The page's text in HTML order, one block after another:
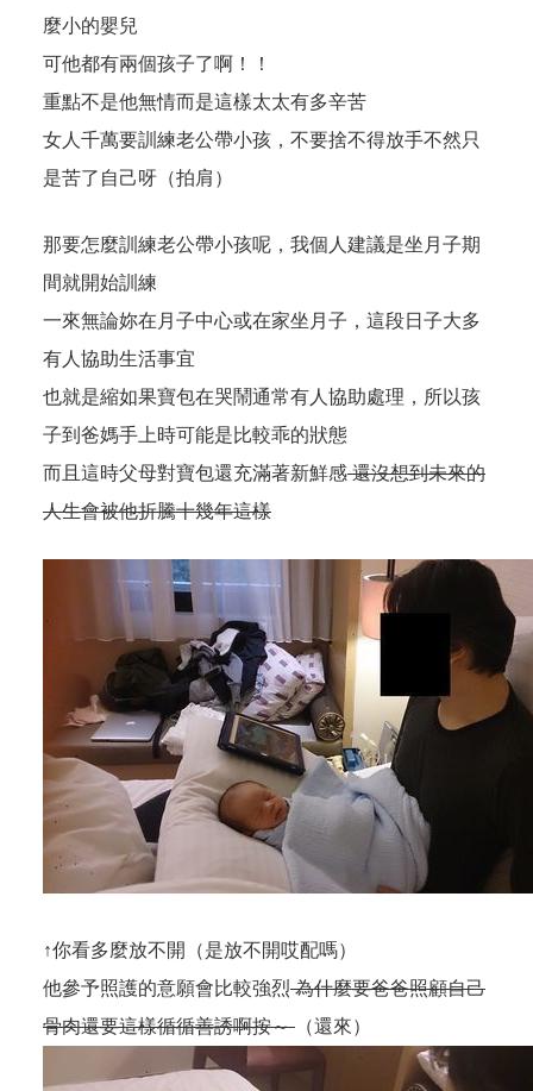
麼小的嬰兒
可他都有兩個孩子了啊！！
重點不是他無情而是這樣太太有多辛苦
女人千萬要訓練老公帶小孩，不要捨不得放手不然只
是苦了自己呀（拍肩）
那要怎麼訓練老公帶小孩呢，我個人建議是坐月子期
間就開始訓練
一來無論妳在月子中心或在家坐月子，這段日子大多
有人協助生活事宜
也就是縮如果寶包在哭鬧通常有人協助處理，所以孩
子到爸媽手上時可能是比較乖的狀態
而且這時父母對寶包還充滿著新鮮感還沒想到未來的
人生會被他折騰十幾年這樣
↑你看多麼放不開（是放不開哎配嗎）
他參予照護的意願會比較強烈為什麼要爸爸照顧自己
骨肉還要這樣循循善誘啊按～ （還來）